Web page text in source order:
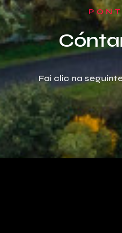
Fai clic na